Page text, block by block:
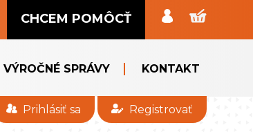
CHCEM POMÔCŤ
VÝROČNÉ SPRÁVY KONTAKT
Prihlásiť sa Registrovať